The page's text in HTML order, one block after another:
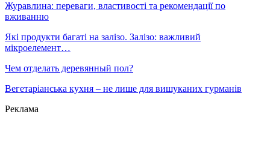
Журавлина: переваги, властивості та рекомендації по
вживанню
Які продукти багаті на залізо. Залізо: важливий
мікроелемент…
Чем отделать деревянный пол?
Вегетаріанська кухня – не лише для вишуканих гурманів
Реклама